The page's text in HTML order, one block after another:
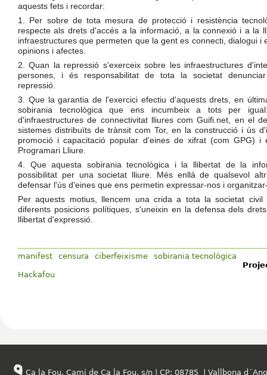
aquests fets i recordar:
1. Per sobre de tota mesura de protecció i resistència
respecte als drets d'accés a la informació, a la connexió i a la
infraestructures que permeten que la gent es connecti, dialogui i
opinions i afectes.
2. Quan la repressió s'exerceix sobre les infraestructures
persones, i és responsabilitat de tota la societat
repressió.
3. Que la garantia de l'exercici efectiu d'aquests drets, en
sobirania tecnològica que ens incumbeix a tots per
d'infraestructures de connectivitat lliures com Guifi.net, en el
sistemes distribuïts de trànsit com Tor, en la construcció i ús
promoció i capacitació popular d'eines de xifrat (com GPG)
Programari Lliure.
4. Que aquesta sobirania tecnològica i la llibertat de la
possibilitat per una societat lliure. Més enllà de qualsevol
defensar l'ús d'eines que ens permetin expressar-nos i
Per aquests motius, llencem una crida a tota la societat
diferents posicions polítiques, s'uneixin en la defensa dels
llibertat d'expressió.
manifest censura ciberfeixisme
sobirania tecnològica
Hackafou
Ca la Fou, Camí de Ca la Fou, s/n | CP: 08785 | Vallbona